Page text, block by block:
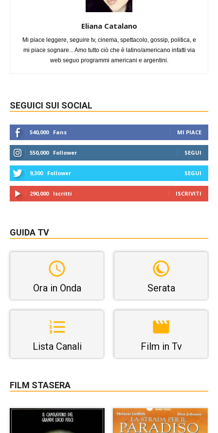
Eliana Catalano
Mi piace leggere, seguire tv, cinema, spettacolo, gossip, politica, e
mi piace sognare... Amo tutto ciò che è latino/americano infatti via
web seguo programmi americani e argentini.
SEGUICI SUI SOCIAL
540,000 Fans MI PIACE
550,000 Follower SEGUI
9,300 Follower SEGUI
290,000 Iscritti ISCRIVITI
GUIDA TV
Ora in Onda Serata
Lista Canali Film in Tv
FILM STASERA